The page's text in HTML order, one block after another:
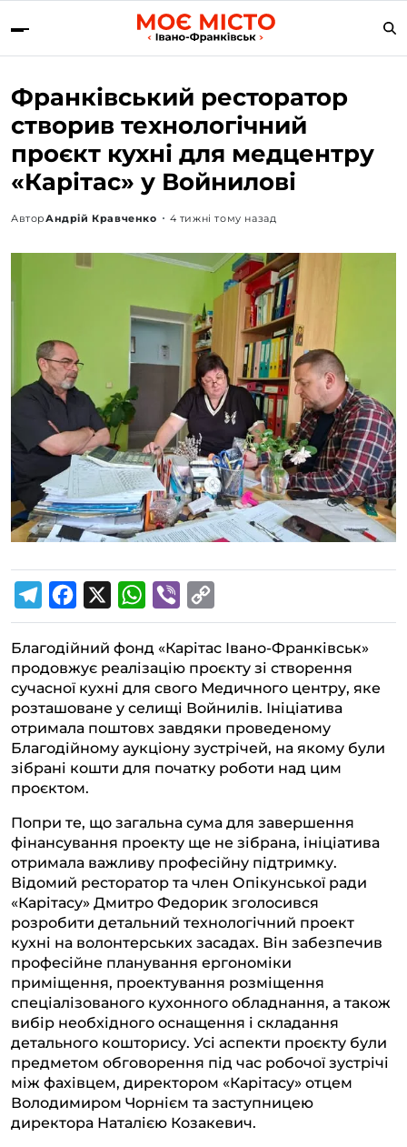
Франківський ресторатор
створив технологічний
проєкт кухні для медцентру
«Карітас» у Войнилові
АвторАндрій Кравченко 4 тижні тому назад
e
l
e
g
r
a
m
a
c
e
b
o
o
k
W
h
a
t
s
A
p
i
b
e
r
o
p
y
L
i
n
Благодійний фонд «Карітас Івано-Франківськ»
продовжує реалізацію проєкту зі створення
сучасної кухні для свого Медичного центру, яке
розташоване у селищі Войнилів. Ініціатива
отримала поштовх завдяки проведеному
Благодійному аукціону зустрічей, на якому були
зібрані кошти для початку роботи над цим
проєктом.
Попри те, що загальна сума для завершення
фінансування проекту ще не зібрана, ініціатива
отримала важливу професійну підтримку.
Відомий ресторатор та член Опікунської ради
«Карітасу» Дмитро Федорик зголосився
розробити детальний технологічний проект
кухні на волонтерських засадах. Він забезпечив
професійне планування ергономіки
приміщення, проектування розміщення
спеціалізованого кухонного обладнання, а також
вибір необхідного оснащення і складання
детального кошторису. Усі аспекти проєкту були
предметом обговорення під час робочої зустрічі
між фахівцем, директором «Карітасу» отцем
Володимиром Чорнієм та заступницею
директора Наталією Козакевич.